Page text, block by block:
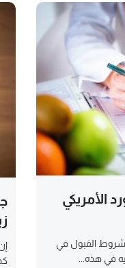
الأمريكي
شروط القبول في
في هذه...